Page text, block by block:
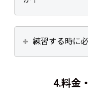
練習する時に
4.料金